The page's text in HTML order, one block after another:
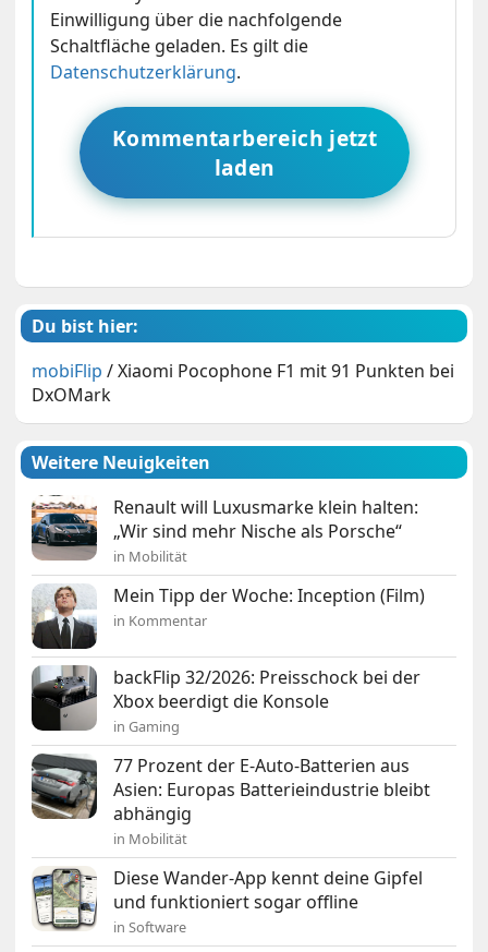
Einwilligung über die nachfolgende
Schaltfläche geladen. Es gilt die
Datenschutzerklärung.
Kommentarbereich jetzt
laden
Du bist hier:
mobiFlip /Xiaomi Pocophone F1 mit 91 Punkten bei
DxOMark
Weitere Neuigkeiten
Renault will Luxusmarke klein halten:
„Wir sind mehr Nische als Porsche“
in Mobilität
Mein Tipp der Woche: Inception (Film)
in Kommentar
backFlip 32/2026: Preisschock bei der
Xbox beerdigt die Konsole
in Gaming
77 Prozent der E-Auto-Batterien aus
Asien: Europas Batterieindustrie bleibt
abhängig
in Mobilität
Diese Wander-App kennt deine Gipfel
und funktioniert sogar offline
in Software